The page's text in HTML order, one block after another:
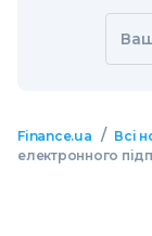
Finance.ua / Всі
електронного